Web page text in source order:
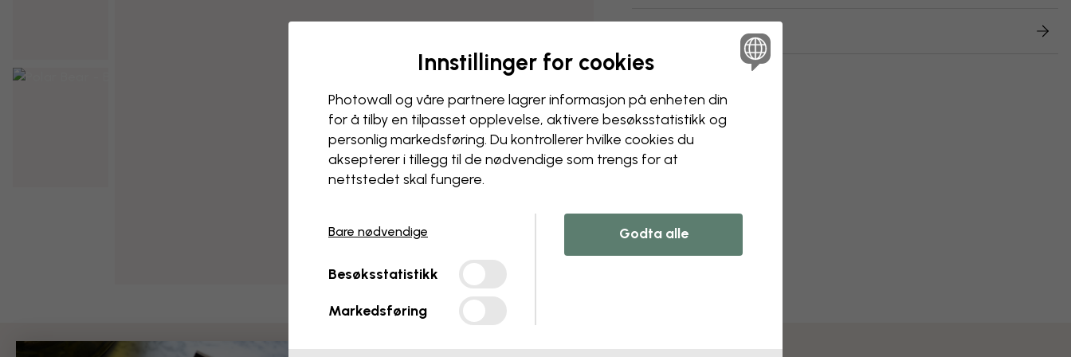
Innstillinger for cookies
Photowall og våre partnere lagrer informasjon på enheten din
for å tilby en tilpasset opplevelse, aktivere besøks­statistikk og
personlig markedsføring. Du kontrollerer hvilke cookies du
aksepterer i tillegg til de nødvendige som trengs for at
nettstedet skal fungere.
Bare nødvendige
Besøksstatistikk
Markedsføring
Godta alle